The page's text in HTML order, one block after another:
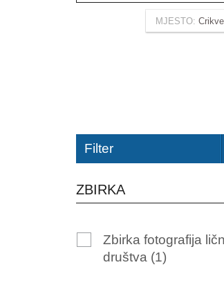
MJESTO:
Filter
ZBIRKA
Zbirka fotografija
društva (1)